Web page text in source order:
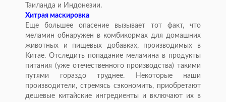
Таиланда и Индонезии.
Хитрая маскировка
Еще большее опасение вызывает тот факт, что
меламин обнаружен в комбикормах для домашних
животных и пищевых добавках, производимых в
Китае. Отследить попадание меламина в продукты
питания (уже отечественного производства) такими
путями гораздо труднее. Некоторые наши
производители, стремясь сэкономить, приобретают
дешевые китайские ингредиенты и включают их в